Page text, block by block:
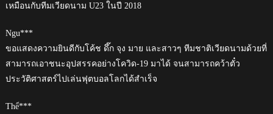
เหมือนกับทีมเวียดนาม U23 ในปี 2018
Ngu***
ขอแสดงความยินดีกับโค้ช ดึ๊ก จุง มาย และสาวๆ ทีมชาติเวียดนามด้วยที่
สามารถเอาชนะอุปสรรคอย่างโควิด-19 มาได้ จนสามารถคว้าตั๋ว
ประวัติศาสตร์ไปเล่นฟุตบอลโลกได้สำเร็จ
Thể***